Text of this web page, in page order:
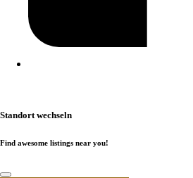
Standort wechseln
Find awesome listings near you!